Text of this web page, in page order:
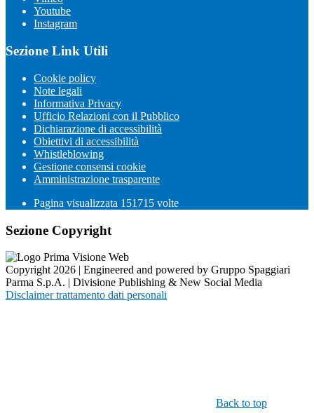
Youtube
Instagram
Sezione Link Utili
Cookie policy
Note legali
Informativa Privacy
Ufficio Relazioni con il Pubblico
Dichiarazione di accessibilità
Obiettivi di accessibilità
Whistleblowing
Gestione consensi cookie
Amministrazione trasparente
Pagina visualizzata 151715 volte
Sezione Copyright
Copyright 2026 | Engineered and powered by Gruppo Spaggiari
Parma S.p.A. | Divisione Publishing & New Social Media
Disclaimer trattamento dati personali
Back to top